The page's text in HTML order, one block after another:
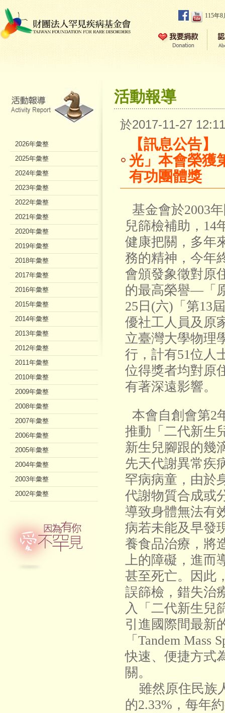
115年
活動報導
於2017-11-27
【訊息公告
光」本會榮獲
有功團體獎
基金會於2003
兒篩檢補助，14
健康把關，多年
務的精神，今年
會頒發象徵對原
的最高榮譽—「
25日(六)「第13
優社工人員及原
立臺灣大學物理
行，計有51位人
位得獎者均對原
有著深遠影響。
本會自創會第2
推動「二代新生
新生兒腳跟的幾
先天代謝異常疾
罕病病童，由於
代謝物質合成或
導致身體無法有
病若未能及早發
養食品治療，將
上的障礙，進而
甚至死亡。因此
誤篩檢，錯失治
入「二代新生兒
引進國際間最新
「Tandem Mass
快速、便捷方式
關。
雖然原住民族
的2.33%，每年
2026年彙整
2025年彙整
2024年彙整
2023年彙整
2022年彙整
2021年彙整
2020年彙整
2019年彙整
2018年彙整
2017年彙整
2016年彙整
2015年彙整
2014年彙整
2013年彙整
2012年彙整
2011年彙整
2010年彙整
2009年彙整
2008年彙整
2007年彙整
2006年彙整
2005年彙整
2004年彙整
2003年彙整
2002年彙整